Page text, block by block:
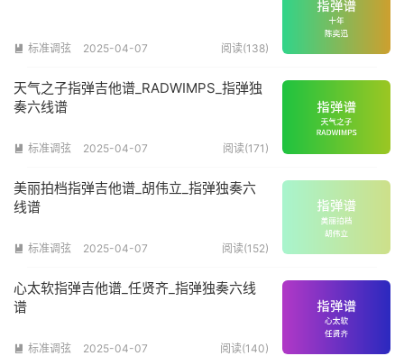
 标准调弦 2025-04-07 阅读(138)
天气之子指弹吉他谱_RADWIMPS_指弹独
奏六线谱
 标准调弦 2025-04-07 阅读(171)
美丽拍档指弹吉他谱_胡伟立_指弹独奏六
线谱
 标准调弦 2025-04-07 阅读(152)
心太软指弹吉他谱_任贤齐_指弹独奏六线
谱
 标准调弦 2025-04-07 阅读(140)